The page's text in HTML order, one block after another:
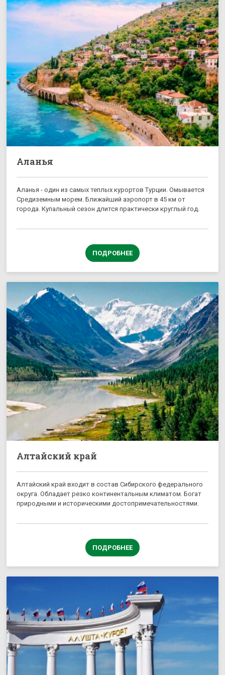
Аланья
Аланья - один из самых теплых курортов Турции. Омывается
Средиземным морем. Ближайший аэропорт в 45 км от
города. Купальный сезон длится практически круглый год.
ПОДРОБНЕЕ
Алтайский край
Алтайский край входит в состав Сибирского федерального
округа. Обладает резко континентальным климатом. Богат
природными и историческими достопримечательностями.
ПОДРОБНЕЕ